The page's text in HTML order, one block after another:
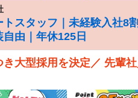
スタッフ｜未経験入社8
由｜年休125日
き大型採用を決定／ 先輩